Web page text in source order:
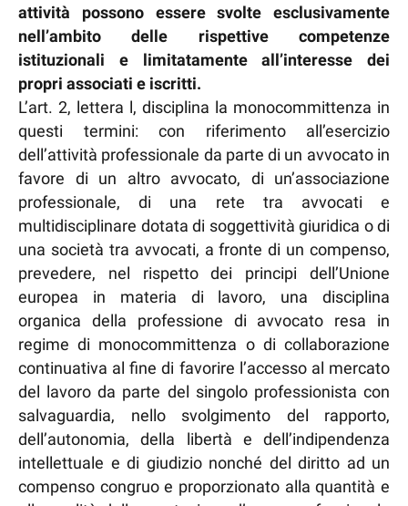
attività possono essere svolte esclusivamente
nell’ambito delle rispettive competenze
istituzionali e limitatamente all’interesse dei
propri associati e iscritti.
L’art. 2, lettera l, disciplina la monocommittenza in
questi termini: con riferimento all’esercizio
dell’attività professionale da parte di un avvocato in
favore di un altro avvocato, di un’associazione
professionale, di una rete tra avvocati e
multidisciplinare dotata di soggettività giuridica o di
una società tra avvocati, a fronte di un compenso,
prevedere, nel rispetto dei principi dell’Unione
europea in materia di lavoro, una disciplina
organica della professione di avvocato resa in
regime di monocommittenza o di collaborazione
continuativa al fine di favorire l’accesso al mercato
del lavoro da parte del singolo professionista con
salvaguardia, nello svolgimento del rapporto,
dell’autonomia, della libertà e dell’indipendenza
intellettuale e di giudizio nonché del diritto ad un
compenso congruo e proporzionato alla quantità e